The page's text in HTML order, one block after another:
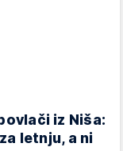
iz Niša:
letnju, a ni